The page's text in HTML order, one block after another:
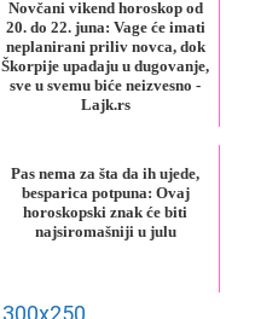
Novčani vikend horoskop od
20. do 22. juna: Vage će imati
neplanirani priliv novca, dok
Škorpije upadaju u dugovanje,
sve u svemu biće neizvesno -
Lajk.rs
Pas nema za šta da ih ujede,
besparica potpuna: Ovaj
horoskopski znak će biti
najsiromašniji u julu